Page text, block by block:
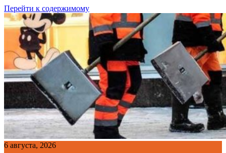
Перейти к содержимому
6 августа, 2026